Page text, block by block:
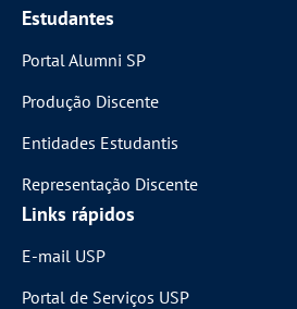
Estudantes
Portal Alumni SP
Produção Discente
Entidades Estudantis
Representação Discente
Links rápidos
E-mail USP
Portal de Serviços USP